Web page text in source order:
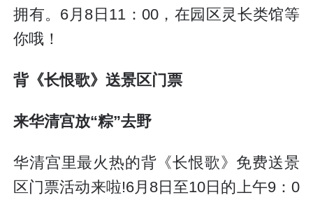
拥有。6月8日11：00，在园区灵长类馆等
你哦！
背《长恨歌》送景区门票
来华清宫放“粽”去野
华清宫里最火热的背《长恨歌》免费送景
区门票活动来啦!6月8日至10日的上午9：0